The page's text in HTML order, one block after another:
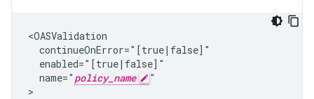
<OASValidation
  continueOnError="[true|false]"
  enabled="[true|false]"
  name="
policy_name
"
>